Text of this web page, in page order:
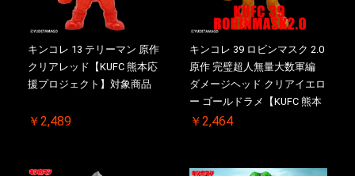
キンコレ 13 テリーマン 原作
クリアレッド【KUFC 熊本応
援プロジェクト】対象商品
￥2,489
キンコレ 39 ロビンマスク 2.0
原作 完璧超人無量大数軍編
ダメージヘッド クリアイエロ
ー ゴールドラメ【KUFC 熊本
応援プロジェクト】対象商品
￥2,464